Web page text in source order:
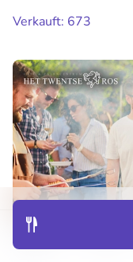
Entdecken
Verkauft: 673